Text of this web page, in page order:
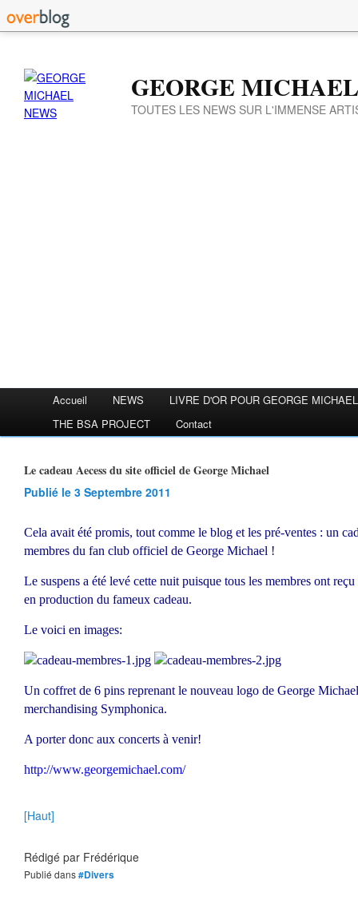
GEORGE
TOUTES LES NEWS SUR L'IMMENSE
Accueil NEWS
LIVRE D'OR POUR GEORGE MICHAEL
THE BSA PROJECT
Contact
Le cadeau Aecess du site officiel de George Michael
Publié le 3 Septembre 2011
Cela avait été promis, tout comme le blog et les pré-ventes : un
membres du fan club officiel de George Michael !
Le suspens a été levé cette nuit puisque tous les membres ont
en production du fameux cadeau.
Le voici en images:
Un coffret de 6 pins reprenant le nouveau logo de George
merchandising Symphonica.
A porter donc aux concerts à venir!
http://www.georgemichael.com/
[Haut]
Rédigé par Frédérique
Publié dans#Divers